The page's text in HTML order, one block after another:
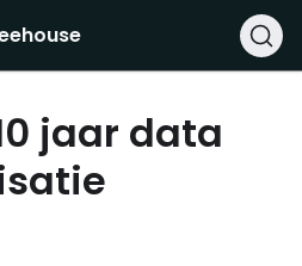
jaar data